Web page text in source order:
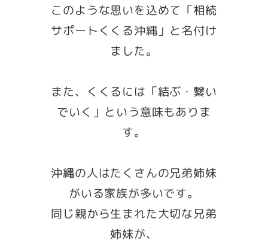
このような思いを込めて「相続
サポートくくる沖縄」と名付け
ました。
また、くくるには「結ぶ・繋い
でいく」という意味もありま
す。
沖縄の人はたくさんの兄弟姉妹
がいる家族が多いです。
同じ親から生まれた大切な兄弟
姉妹が、